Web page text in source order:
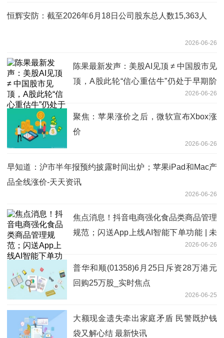
观天下
恒辉安防：截至2026年6月18日公司股东总人数15,363人
2026-06-26
陈果最新发声：美股AI见顶 ≠ 中国股市见
顶，A股此轮“信心重估牛”仍处于早期阶
2026-06-26
聚焦：苹果涨价之后，微软宣布Xbox涨
价
2026-06-26
早知道：沪市半年报预约披露时间出炉；苹果iPad和Mac产
品全线涨价-天天资讯
2026-06-26
焦点消息！抖音电商强化食品类商品管理
规范；闪送App上线AI智能下单功能 | 未
2026-06-26
普华和顺(01358)6月25日斥资28万港元
回购25万股_实时焦点
2026-06-25
大额现金遗失牵出家庭矛盾 民警既护钱
袋又解心结 最新快讯